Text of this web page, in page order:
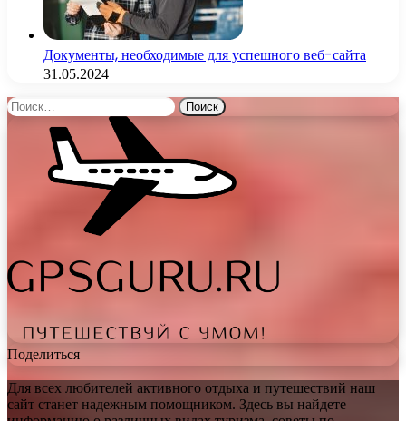
Документы, необходимые для успешного веб-сайта
31.05.2024
Найти:
Поделиться
Для всех любителей активного отдыха и путешествий наш
сайт станет надежным помощником. Здесь вы найдете